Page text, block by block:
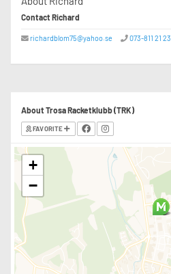
Contact Richard
richardblom75@yahoo.se 073-811 21 23
About Trosa Racketklubb (TRK)
FAVORITE
+
−